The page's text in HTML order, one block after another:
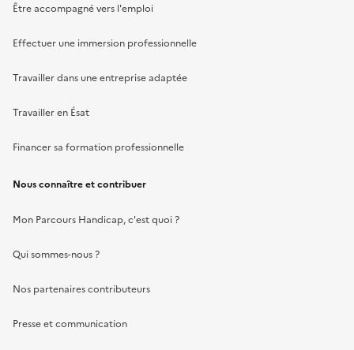
Être accompagné vers l'emploi
Effectuer une immersion professionnelle
Travailler dans une entreprise adaptée
Travailler en Ésat
Financer sa formation professionnelle
Nous connaître et contribuer
Mon Parcours Handicap, c'est quoi ?
Qui sommes-nous ?
Nos partenaires contributeurs
Presse et communication